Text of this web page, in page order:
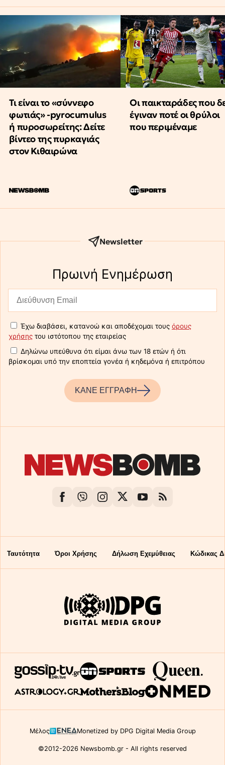
Τι είναι το «σύννεφο
φωτιάς» -pyrocumulus
ή πυροσωρείτης: Δείτε
βίντεο της πυρκαγιάς
στον Κιθαιρώνα
Οι παικταράδες που
έγιναν ποτέ οι θρύλοι
που περιμέναμε
Newsletter
Πρωινή Eνημέρωση
Έχω διαβάσει, κατανοώ και αποδέχομαι τους όρους
χρήσης του ιστότοπου της εταιρείας
Δηλώνω υπεύθυνα ότι είμαι άνω των 18 ετών ή ότι
βρίσκομαι υπό την εποπτεία γονέα ή κηδεμόνα ή επιτρόπου
ΚΑΝΕ ΕΓΓΡΑΦΗ
Ταυτότητα Όροι Χρήσης Δήλωση Εχεμύθειας Κώδικας
Μέλος Monetized by DPG Digital Media Group
©2012-2026 Newsbomb.gr - All rights reserved